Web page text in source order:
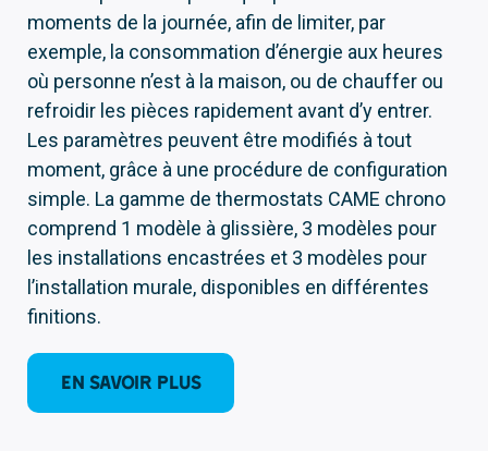
moments de la journée, afin de limiter, par
exemple, la consommation d’énergie aux heures
où personne n’est à la maison, ou de chauffer ou
refroidir les pièces rapidement avant d’y entrer.
Les paramètres peuvent être modifiés à tout
moment, grâce à une procédure de configuration
simple. La gamme de thermostats CAME chrono
comprend 1 modèle à glissière, 3 modèles pour
les installations encastrées et 3 modèles pour
l’installation murale, disponibles en différentes
finitions.
EN SAVOIR PLUS